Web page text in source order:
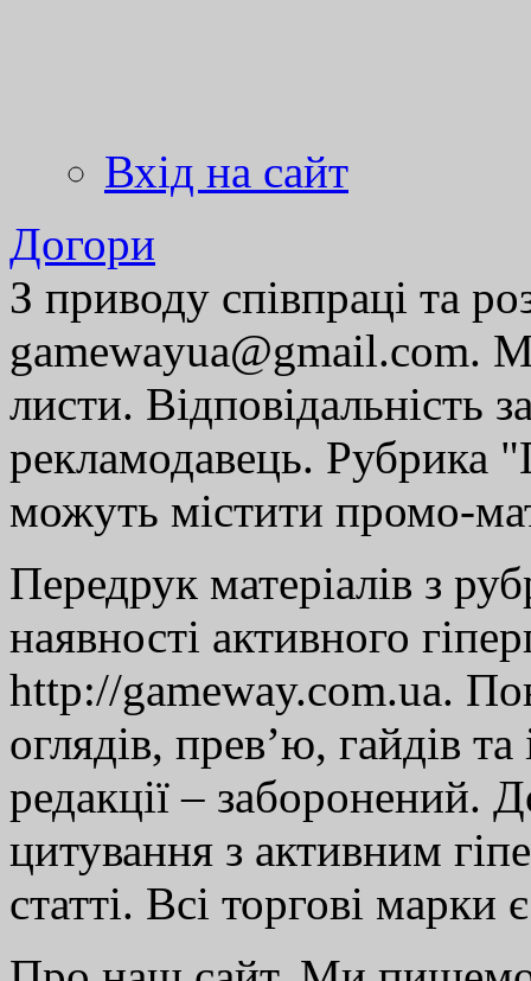
Вхід на сайт
Догори
З приводу співпраці та
gamewayua@gmail.com.
листи. Відповідальність
рекламодавець. Рубрика
можуть містити промо-
Передрук матеріалів з
наявності активного
http://gameway.com.ua.
оглядів, прев’ю, гайдів
редакції – заборонений.
цитування з активним
статті. Всі торгові марки